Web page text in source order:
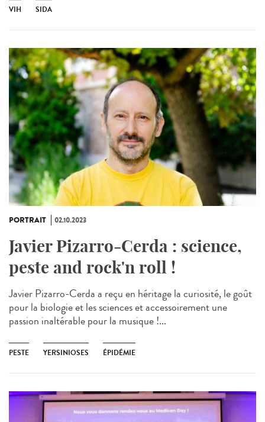
VIH SIDA
PORTRAIT 02.10.2023
Javier Pizarro-Cerda : science,
peste and rock'n roll !
Javier Pizarro-Cerda a reçu en héritage la curiosité, le goût
pour la biologie et les sciences et accessoirement une
passion inaltérable pour la musique !...
PESTE YERSINIOSES ÉPIDÉMIE